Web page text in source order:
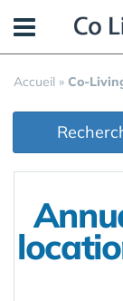
Accueil » Co-
Panneau de gestion